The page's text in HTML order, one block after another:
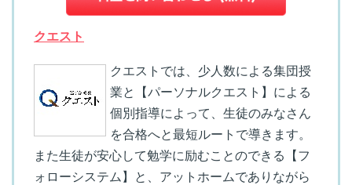
クエスト
クエストでは、少人数による集団授
業と【パーソナルクエスト】による
個別指導によって、生徒のみなさん
を合格へと最短ルートで導きます。
また生徒が安心して勉学に励むことのできる【フ
ォローシステム】と、アットホームでありながら